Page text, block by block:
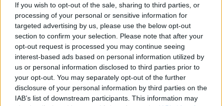
If you wish to opt-out of the sale, sharing to third parties, or
processing of your personal or sensitive information for
targeted advertising by us, please use the below opt-out
section to confirm your selection. Please note that after your
opt-out request is processed you may continue seeing
interest-based ads based on personal information utilized by
us or personal information disclosed to third parties prior to
your opt-out. You may separately opt-out of the further
disclosure of your personal information by third parties on the
IAB’s list of downstream participants. This information may
Ecco l'elenco dei prezzi del carburante in provincia di Livorno.
Comune per comune gli impianti più economici dove fare
rifornimento.
PROVINCIA DI LIVORNO —Questi i prezzi dei carburantirilevati
al giorno 15 ottobre 2022 dalMinistero dello sviluppo